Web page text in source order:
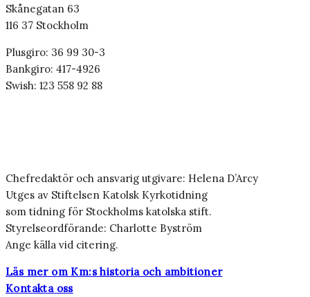
Skånegatan 63
116 37 Stockholm
Plusgiro: 36 99 30-3
Bankgiro: 417-4926
Swish: 123 558 92 88
Chefredaktör och ansvarig utgivare: Helena D’Arcy
Utges av Stiftelsen Katolsk Kyrkotidning
som tidning för Stockholms katolska stift.
Styrelseordförande: Charlotte Byström
Ange källa vid citering.
Läs mer om Km:s historia och ambitioner
Kontakta oss